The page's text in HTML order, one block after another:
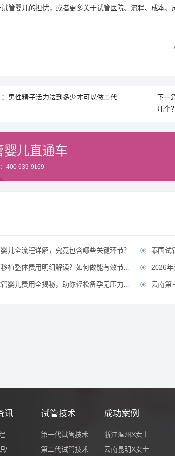
管婴儿的担忧，或者更多关于试管医院、流程、成本
：男性精子活力达到多少才可以做二代
下一
几个？
婴儿直通车
400-639-9169
儿全流程详解，究竟包含哪些关键环节？  泰国试
整体费用明细解读？如何做能有效节省费用？？  2026年
婴儿费用全揭秘，助你轻松备孕无压力！？  云南第
讯
/
试管技术
第一代试管技术
第二代试管技术
成功案例
浙江温州X女士
云南昆明X女士